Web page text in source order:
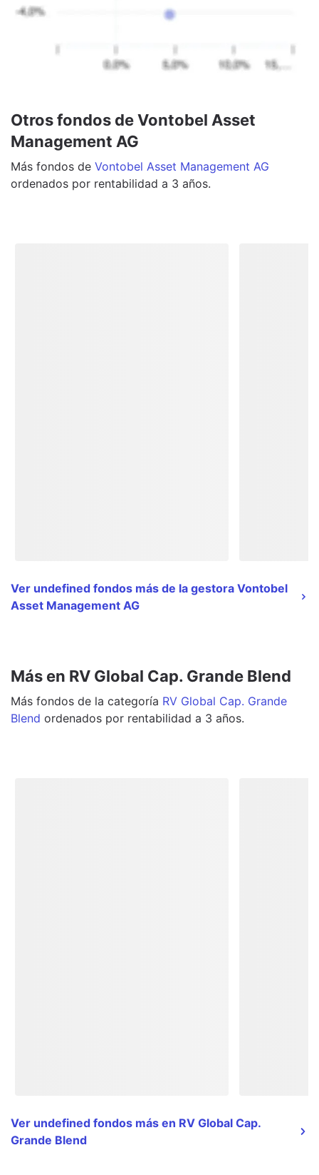
Otros fondos de Vontobel Asset
Management AG
Más fondos de Vontobel Asset Management AG
ordenados por rentabilidad a 3 años.
Ver undefined fondos más de la gestora Vontobel
Asset Management AG
Más en RV Global Cap. Grande Blend
Más fondos de la categoría RV Global Cap. Grande
Blend ordenados por rentabilidad a 3 años.
Ver undefined fondos más en RV Global Cap.
Grande Blend